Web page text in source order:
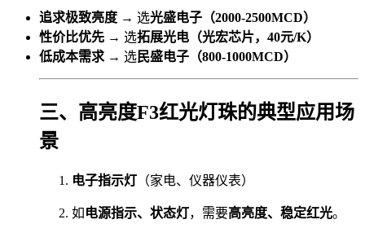
追求极致亮度 → 选光盛电子（2000-2500MCD）
性价比优先 → 选拓展光电（光宏芯片，40元/K）
低成本需求 → 选民盛电子（800-1000MCD）
三、高亮度F3红光灯珠的典型应用场
景
电子指示灯 （家电、仪器仪表）
如 电源指示、状态灯，需要高亮度、稳定红光。